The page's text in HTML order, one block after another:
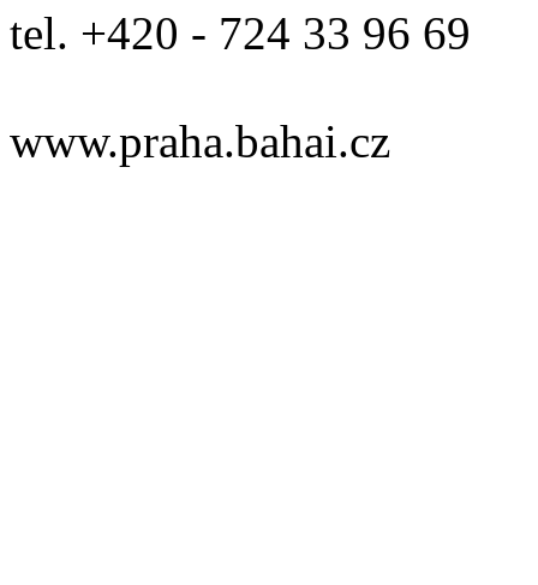
tel. +420 - 724 33 96 69
www.praha.bahai.cz